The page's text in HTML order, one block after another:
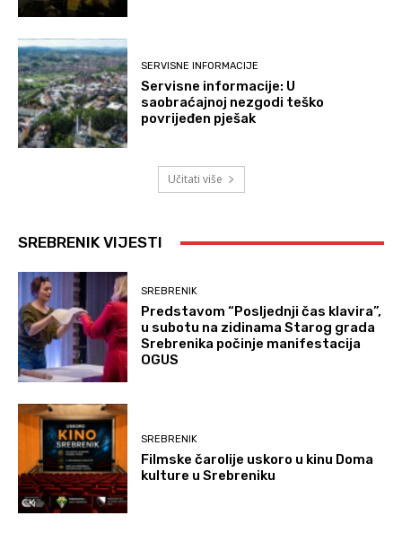
SERVISNE INFORMACIJE
Servisne informacije: U
saobraćajnoj nezgodi teško
povrijeđen pješak
Učitati više
SREBRENIK VIJESTI
SREBRENIK
Predstavom “Posljednji čas klavira”,
u subotu na zidinama Starog grada
Srebrenika počinje manifestacija
OGUS
SREBRENIK
Filmske čarolije uskoro u kinu Doma
kulture u Srebreniku